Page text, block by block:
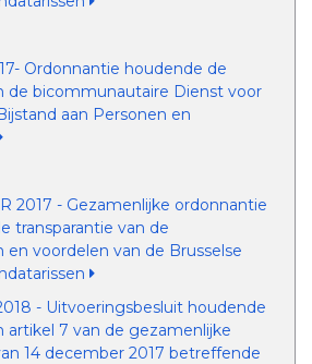
Ordonnantie houdende de
de bicommunautaire Dienst voor
aan Personen en
2017 - Gezamenlijke ordonnantie
transparantie van de
en voordelen van de Brusselse
- Uitvoeringsbesluit houdende
artikel 7 van de gezamenlijke
14 december 2017 betreffende